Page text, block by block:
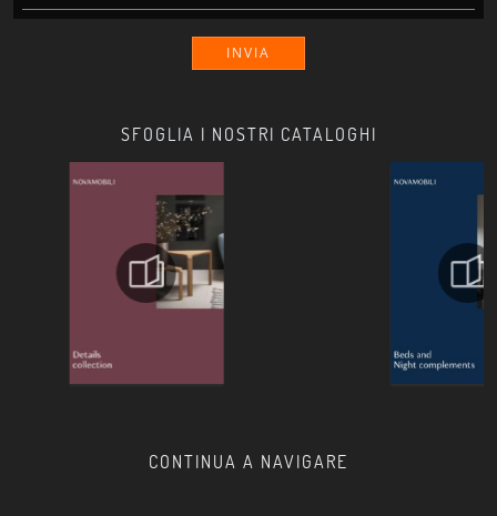
SFOGLIA I NOSTRI CATALOGHI
CONTINUA A NAVIGARE
INVIA